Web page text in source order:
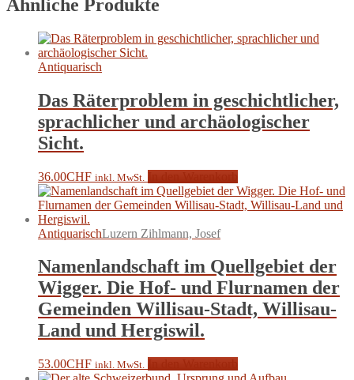
Ähnliche Produkte
Antiquarisch
Das Räterproblem in geschichtlicher,
sprachlicher und archäologischer
Sicht.
36.00CHF inkl. MwSt.
AntiquarischLuzern Zihlmann, Josef
Namenlandschaft im Quellgebiet der
Wigger. Die Hof- und Flurnamen der
Gemeinden Willisau-Stadt, Willisau-
Land und Hergiswil.
53.00CHF inkl. MwSt.